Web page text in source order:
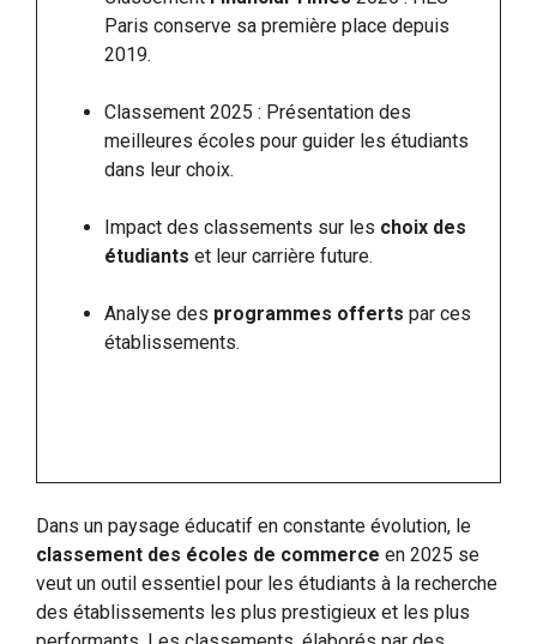
Paris conserve sa première place depuis
2019.
Classement 2025 : Présentation des
meilleures écoles pour guider les étudiants
dans leur choix.
Impact des classements sur les choix des
étudiants et leur carrière future.
Analyse des programmes offerts par ces
établissements.
Dans un paysage éducatif en constante évolution, le
classement des écoles de commerce en 2025 se
veut un outil essentiel pour les étudiants à la recherche
des établissements les plus prestigieux et les plus